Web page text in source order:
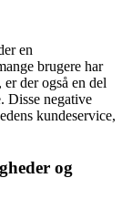
en
brugere har
der også en del
Disse negative
kundeservice,
og